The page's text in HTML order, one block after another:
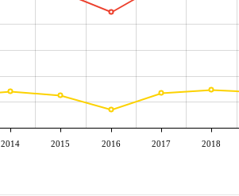
2014 2015 2016 2017 2018